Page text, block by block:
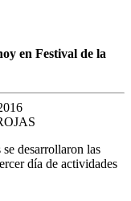
en Festival de la
desarrollaron las
día de actividades